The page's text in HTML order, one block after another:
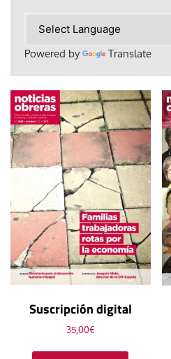
Powered by Translate
Suscripción digital
35,00€